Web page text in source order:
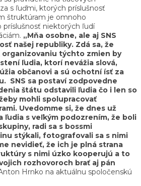
s ľuďmi, ktorých príslušnosť
štruktúram je omnoho
príslušnosť niektorých ľudí
„Mňa osobne, ale aj SNS
našej republiky. Zdá sa, že
organizovaniu týchto zmien by
ľudia, ktorí nevážia slová,
občanovi a sú ochotní ísť za
SNS sa postaví zodpovedne
štátu odstavili ľudia čo i len so
mohli spolupracovať
Uvedomme si, že dnes už
ľudia s veľkým podozrením, že boli
radi sa s bossmi
stýkali, fotografovali sa s nimi
nevidieť, že ich je plná strana
s nimi úzko kooperujú a to
rozhovoroch brať aj pán
Hrnko na aktuálnu spoločenskú